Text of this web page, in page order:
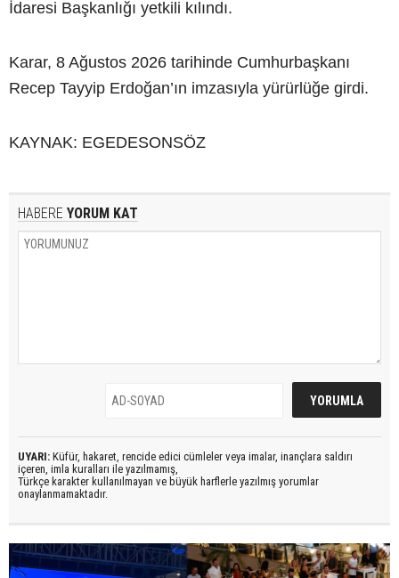
İdaresi Başkanlığı yetkili kılındı.
Karar, 8 Ağustos 2026 tarihinde Cumhurbaşkanı
Recep Tayyip Erdoğan’ın imzasıyla yürürlüğe girdi.
KAYNAK: EGEDESONSÖZ
HABERE YORUM KAT
UYARI: Küfür, hakaret, rencide edici cümleler veya imalar, inançlara saldırı
içeren, imla kuralları ile yazılmamış,
Türkçe karakter kullanılmayan ve büyük harflerle yazılmış yorumlar
onaylanmamaktadır.